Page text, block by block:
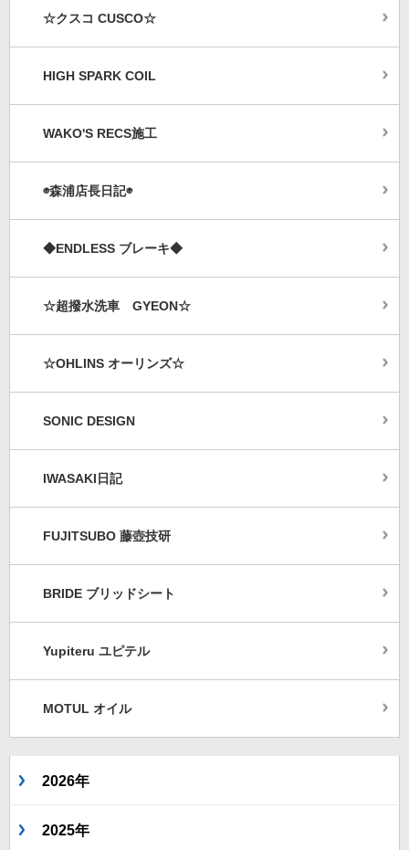
☆クスコ CUSCO☆
HIGH SPARK COIL
WAKO'S RECS施工
◉森浦店長日記◉
◆ENDLESS ブレーキ◆
☆超撥水洗車 GYEON☆
☆OHLINS オーリンズ☆
SONIC DESIGN
IWASAKI日記
FUJITSUBO 藤壺技研
BRIDE ブリッドシート
Yupiteru ユピテル
MOTUL オイル
2026年
2025年